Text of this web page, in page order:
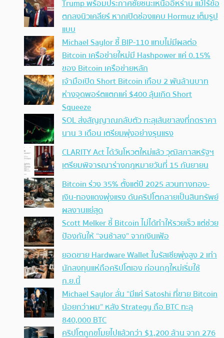
Trump พร้อมประกาศชัยชนะเหนืออิหร่าน แม้ไร้ข้อ
ตกลงนิวเคลียร์ หากเปิดช่องแคบ Hormuz เต็มรูป
แบบ
Michael Saylor ชี้ BIP-110 แทบไม่มีผลต่อ
Bitcoin เครือข่ายใหม่มี Hashpower แค่ 0.15%
ของ Bitcoin เครือข่ายหลัก
เจ้ามือเปิด Short Bitcoin เกือบ 2 พันล้านบาท
ห่างจุดพอร์ตแตกแค่ $400 ลุ้นเกิด Short
Squeeze
SOL ส่งสัญญาณกลับตัว ทะลุเส้นขาลงที่กดราคา
นาน 3 เดือน เตรียมพุ่งอย่างรุนแรง
CLARITY Act ได้วันโหวตใหม่แล้ว วุฒิสภาสหรัฐฯ
เตรียมพิจารณาร่างกฎหมายวันที่ 15 กันยายน
Bitcoin ร่วง 35% ตั้งแต่ปี 2025 สวนทางทอง-
เงิน-ทองแดงพุ่งแรง ดันคริปโตกลายเป็นสินทรัพย์
ผลงานแย่สุด
Scott Melker ชี้ Bitcoin ไม่ได้ทำให้รวยเร็ว แต่ช่วย
ป้องกันให้ “จนช้าลง” จากเงินเฟ้อ
ยอดขาย Hardware Wallet ในรัสเซียพุ่งสูง 2 เท่า
นักลงทุนแห่ถือคริปโตเอง ก่อนกฎใหม่เริ่มใช้
ก.ย.นี้
Michael Saylor ลั่น “มีแค่ Satoshi ที่ขาย Bitcoin
น้อยกว่าผม” หลัง Strategy ถือ BTC ทะลุ
840,000 BTC
คริปโตถูกขโมยไปแล้วกว่า $1,200 ล้าน จาก 276